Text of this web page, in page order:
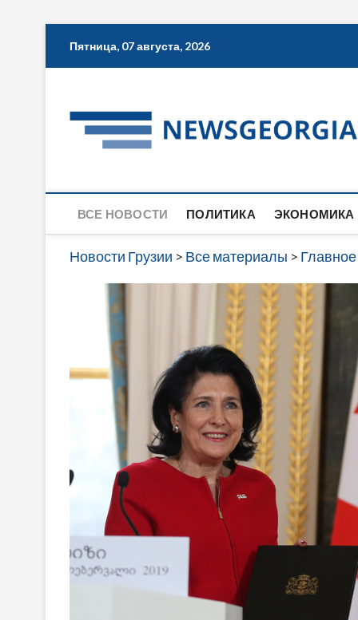
Пятница, 07 августа, 2026
ВСЕ НОВОСТИ ПОЛИТИКА ЭКОНОМИКА
Новости Грузии > Все материалы > Главное